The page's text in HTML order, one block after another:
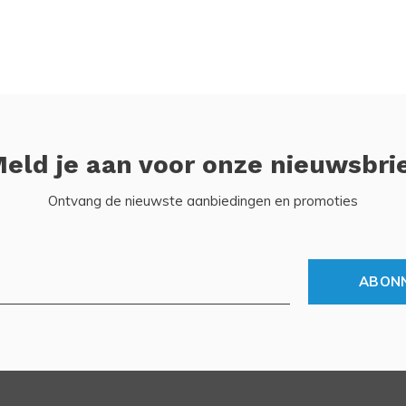
je aan voor onze
Ontvang de nieuwste aanbiedingen en promoties